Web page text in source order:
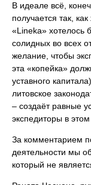
В идеале всё,
получается так,
«Lineka» хотелось
солидных во всех
желание, чтобы
эта «копейка»
уставного
литовское
– создаёт равные
экспедиторы в
За комментарием
деятельности мы
который не